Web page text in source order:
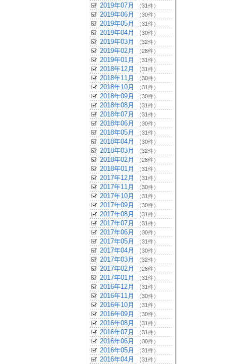
2019年07月 （31件）
2019年06月 （30件）
2019年05月 （31件）
2019年04月 （30件）
2019年03月 （32件）
2019年02月 （28件）
2019年01月 （31件）
2018年12月 （31件）
2018年11月 （30件）
2018年10月 （31件）
2018年09月 （30件）
2018年08月 （31件）
2018年07月 （31件）
2018年06月 （30件）
2018年05月 （31件）
2018年04月 （30件）
2018年03月 （32件）
2018年02月 （28件）
2018年01月 （31件）
2017年12月 （31件）
2017年11月 （30件）
2017年10月 （31件）
2017年09月 （30件）
2017年08月 （31件）
2017年07月 （31件）
2017年06月 （30件）
2017年05月 （31件）
2017年04月 （30件）
2017年03月 （32件）
2017年02月 （28件）
2017年01月 （31件）
2016年12月 （31件）
2016年11月 （30件）
2016年10月 （31件）
2016年09月 （30件）
2016年08月 （31件）
2016年07月 （31件）
2016年06月 （30件）
2016年05月 （31件）
2016年04月 （31件）